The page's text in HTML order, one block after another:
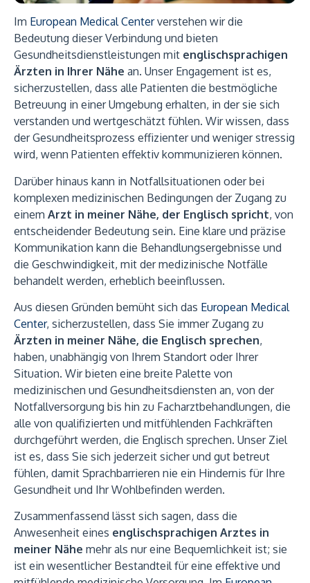
Im European Medical Centerverstehen wir die
Bedeutung dieser Verbindung und bieten
Gesundheitsdienstleistungen mit englischsprachigen
Ärzten in Ihrer Nähe an. Unser Engagement ist es,
sicherzustellen, dass alle Patienten die bestmögliche
Betreuung in einer Umgebung erhalten, in der sie sich
verstanden und wertgeschätzt fühlen. Wir wissen, dass
der Gesundheitsprozess effizienter und weniger stressig
wird, wenn Patienten effektiv kommunizieren können.
Darüber hinaus kann in Notfallsituationen oder bei
komplexen medizinischen Bedingungen der Zugang zu
einem Arzt in meiner Nähe, der Englisch spricht, von
entscheidender Bedeutung sein. Eine klare und präzise
Kommunikation kann die Behandlungsergebnisse und
die Geschwindigkeit, mit der medizinische Notfälle
behandelt werden, erheblich beeinflussen.
Aus diesen Gründen bemüht sich das European Medical
Center, sicherzustellen, dass Sie immer Zugang zu
Ärzten in meiner Nähe, die Englisch sprechen,
haben, unabhängig von Ihrem Standort oder Ihrer
Situation. Wir bieten eine breite Palette von
medizinischen und Gesundheitsdiensten an, von der
Notfallversorgung bis hin zu Facharztbehandlungen, die
alle von qualifizierten und mitfühlenden Fachkräften
durchgeführt werden, die Englisch sprechen. Unser Ziel
ist es, dass Sie sich jederzeit sicher und gut betreut
fühlen, damit Sprachbarrieren nie ein Hindernis für Ihre
Gesundheit und Ihr Wohlbefinden werden.
Zusammenfassend lässt sich sagen, dass die
Anwesenheit eines englischsprachigen Arztes in
meiner Nähe mehr als nur eine Bequemlichkeit ist; sie
ist ein wesentlicher Bestandteil für eine effektive und